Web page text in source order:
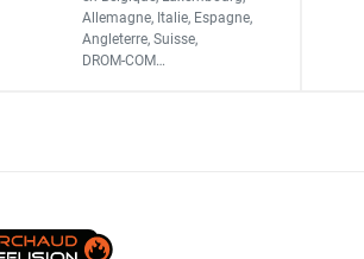
chauffant et radiant
sur mât
Densité liquide maximum
Allemagne, Italie, Espagne,
Angleterre, Suisse,
DROM-COM…